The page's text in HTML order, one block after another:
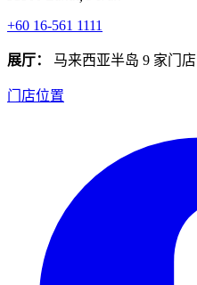
+60 16-561 1111
展厅： 马来西亚半岛 9 家门店
门店位置